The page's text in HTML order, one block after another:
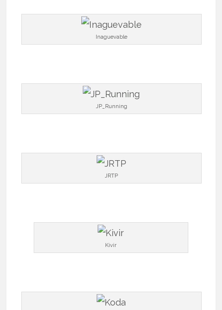
Inaguevable
JP_Running
JRTP
Kivir